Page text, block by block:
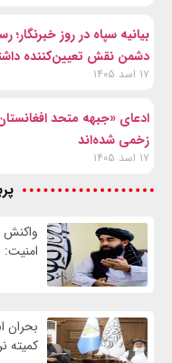
بیانیه سپاه در روز خبرنگار؛
دشمن نقش تعیین‌کننده
۱۷ اسد ۱۴۰۵
زخمی شده‌اند
۱۷ اسد ۱۴۰۵
واكنش
بحران
کمیته